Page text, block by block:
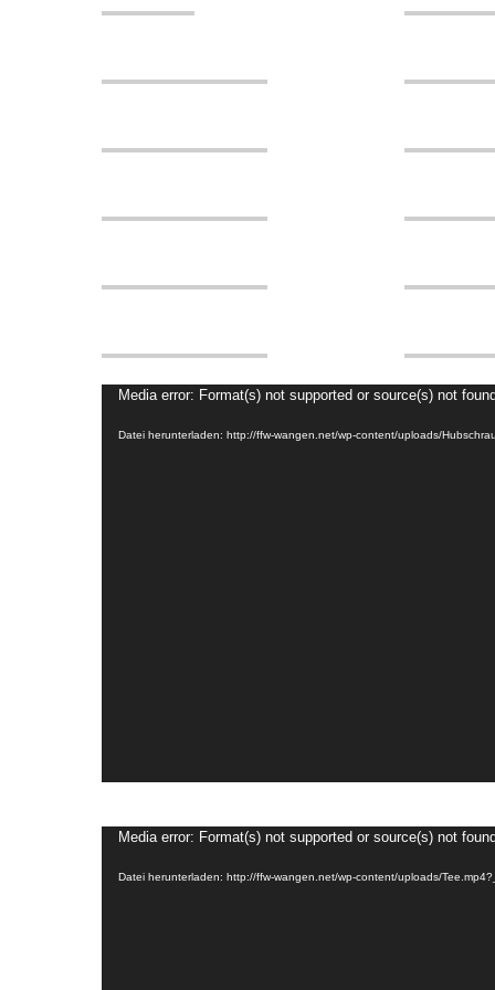
Video-
Media error: Format(s) not supported or source(s) not found
Datei herunterladen: http://ffw-wangen.net/wp-content/uploads/
Video-
Media error: Format(s) not supported or source(s) not found
Datei herunterladen: http://ffw-wangen.net/wp-content/uploads/